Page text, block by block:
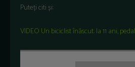
Puteți citi și:
VIDEO Un biciclist înăscut: la 11 ani,